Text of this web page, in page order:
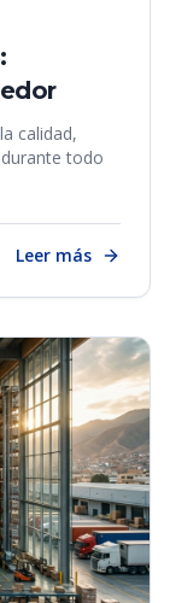
calidad,
todo
Leer más